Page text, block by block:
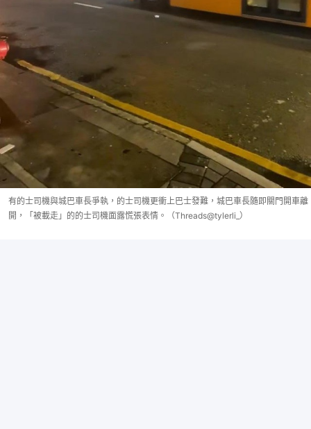
有的士司機與城巴車長爭執，的士司機更衝上巴士發難，城巴車長隨即關門開車離
開，「被載走」的的士司機面露慌張表情。（Threads@tylerli_）